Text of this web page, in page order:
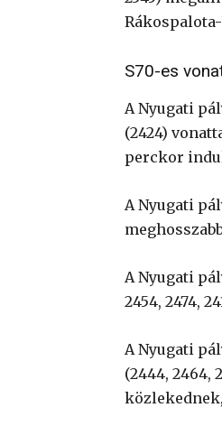
S70-es
A Nyugati
(2424)
perckor
A Nyugati
A Nyugati
2454, 2474,
A Nyugati
(2444, 2464,